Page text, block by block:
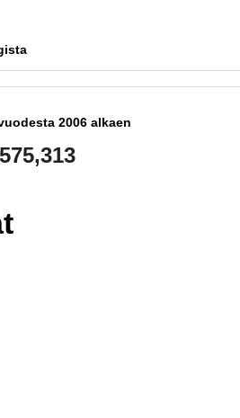
2006 alkaen
575,313